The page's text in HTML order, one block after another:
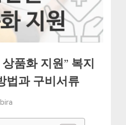
품화 지원” 복지
법과 구비서류